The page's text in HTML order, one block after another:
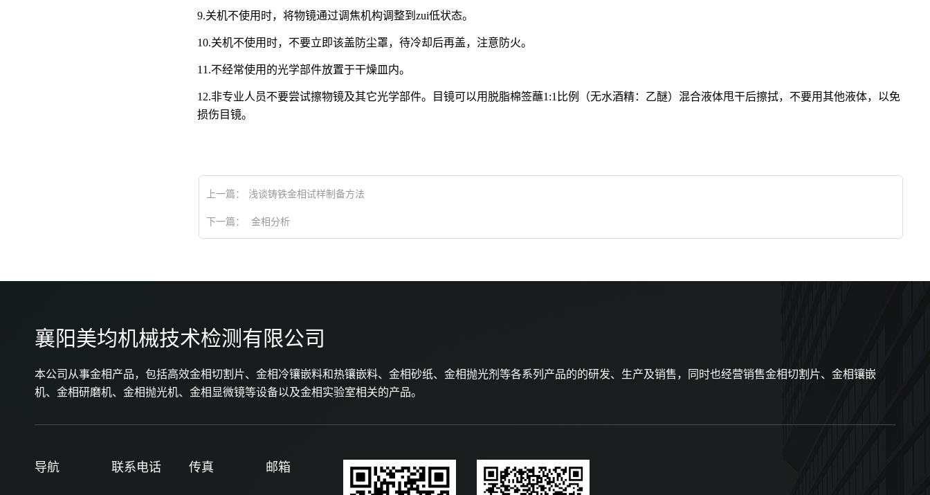
9.关机不使用时，将物镜通过调焦机构调整到zui低状态。
10.关机不使用时，不要立即该盖防尘罩，待冷却后再盖，注意防火。
11.不经常使用的光学部件放置于干燥皿内。
12.非专业人员不要尝试擦物镜及其它光学部件。目镜可以用脱脂棉签蘸1:1比例（无水酒精：乙醚）混合液体甩干后擦拭，不要用其他液体，以免
损伤目镜。
上一篇： 浅谈铸铁金相试样制备方法
下一篇： 金相分析
襄阳美均机械技术检测有限公司
本公司从事金相产品，包括高效金相切割片、金相冷镶嵌料和热镶嵌料、金相砂纸、金相抛光剂等各系列产品的的研发、生产及销售，同时也经营销售金相切割片、金相镶嵌
机、金相研磨机、金相抛光机、金相显微镜等设备以及金相实验室相关的产品。
导航 联系电话 传真 邮箱